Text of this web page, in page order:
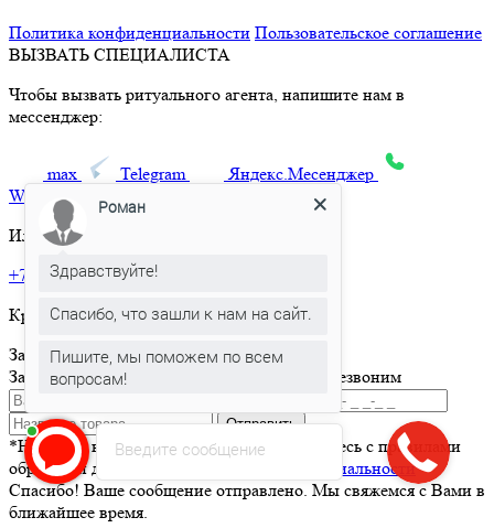
Политика конфиденциальности Пользовательское соглашение
ВЫЗВАТЬ СПЕЦИАЛИСТА
Чтобы вызвать ритуального агента, напишите нам в
мессенджер:
max Telegram
Яндекс.Месенджер
What’sApp
Или позвоните по телефону:
+7 495 150-36-47
Круглосуточная горячая линия
Заказать товар
Заполните и отправьте форму и мы вам перезвоним
Отправить
*Нажимая кнопку Отправить вы соглашаетесь с правилами
обработки данных и
политикой конфиденциальности
Спасибо! Ваше сообщение отправлено. Мы свяжемся с Вами в
ближайшее время.
Введите сообщение
Роман
Здравствуйте!
Спасибо, что зашли к нам на сайт.
Пишите, мы поможем по всем
вопросам!